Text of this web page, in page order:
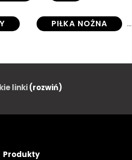
PIŁKA NOŻNA
CZARNY
LUDZIE
linki(rozwiń)
Produkty